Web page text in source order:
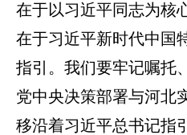
在于以习近平同志为核
在于习近平新时代中国
指引。我们要牢记嘱托
党中央决策部署与河北
移沿着习近平总书记指